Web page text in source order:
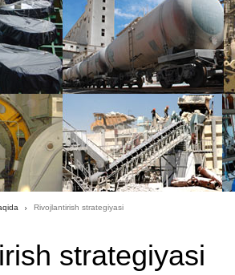
Rivojlantirish strategiyasi
strategiyasi